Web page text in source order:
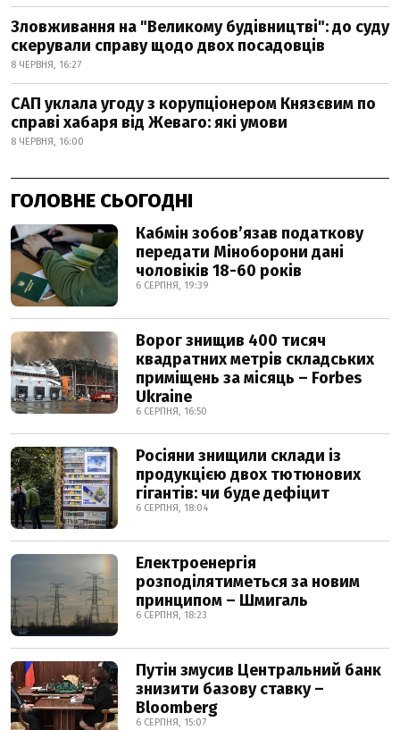
Зловживання на "Великому будівництві": до суду
скерували справу щодо двох посадовців
8 ЧЕРВНЯ, 16:27
САП уклала угоду з корупціонером Князєвим по
справі хабаря від Жеваго: які умови
8 ЧЕРВНЯ, 16:00
ГОЛОВНЕ СЬОГОДНІ
Кабмін зобовʼязав податкову
передати Міноборони дані
чоловіків 18-60 років
6 СЕРПНЯ, 19:39
Ворог знищив 400 тисяч
квадратних метрів складських
приміщень за місяць – Forbes
Ukraine
6 СЕРПНЯ, 16:50
Росіяни знищили склади із
продукцією двох тютюнових
гігантів: чи буде дефіцит
6 СЕРПНЯ, 18:04
Електроенергія
розподілятиметься за новим
принципом – Шмигаль
6 СЕРПНЯ, 18:23
Путін змусив Центральний банк
знизити базову ставку –
Bloomberg
6 СЕРПНЯ, 15:07